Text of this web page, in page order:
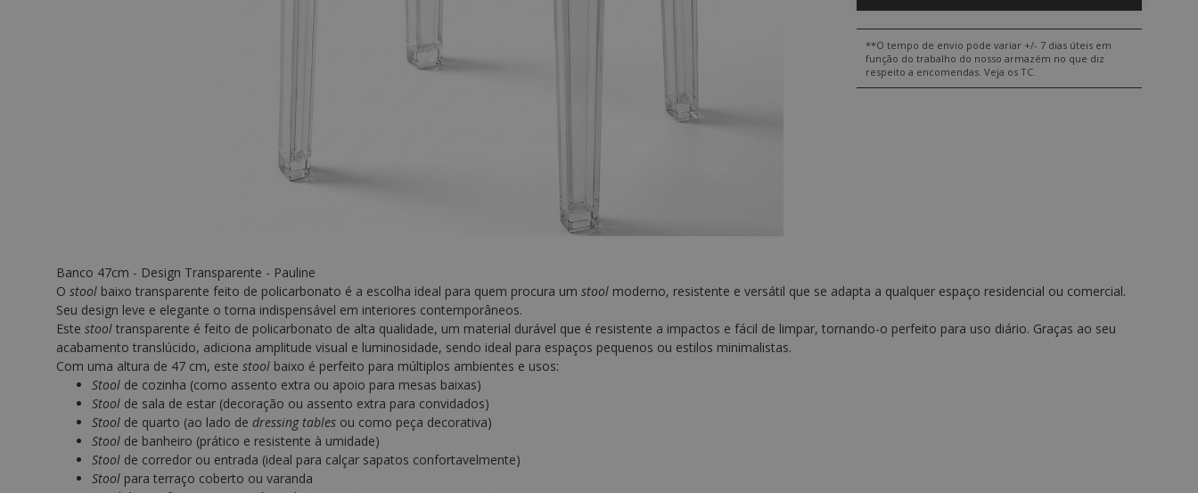
**O tempo de envio pode variar +/- 7 dias úteis em
função do trabalho do nosso armazém no que diz
respeito a encomendas. Veja os TC.
Banco 47cm - Design Transparente - Pauline
O stool baixo transparente feito de policarbonato é a escolha ideal para quem procura um stool moderno, resistente e versátil que se adapta a qualquer espaço residencial ou comercial.
Seu design leve e elegante o torna indispensável em interiores contemporâneos.
Este stool transparente é feito de policarbonato de alta qualidade, um material durável que é resistente a impactos e fácil de limpar, tornando-o perfeito para uso diário. Graças ao seu
acabamento translúcido, adiciona amplitude visual e luminosidade, sendo ideal para espaços pequenos ou estilos minimalistas.
Com uma altura de 47 cm, este stool baixo é perfeito para múltiplos ambientes e usos:
Stool de cozinha (como assento extra ou apoio para mesas baixas)
Stool de sala de estar (decoração ou assento extra para convidados)
Stool de quarto (ao lado de dressing tables ou como peça decorativa)
Stool de banheiro (prático e resistente à umidade)
Stool de corredor ou entrada (ideal para calçar sapatos confortavelmente)
Stool para terraço coberto ou varanda